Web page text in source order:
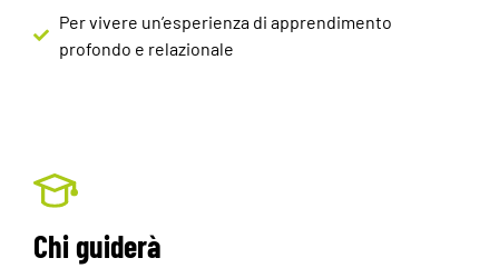
Per vivere un’esperienza di apprendimento
profondo e relazionale
Chi guiderà